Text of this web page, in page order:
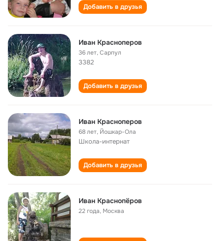
Добавить в друзья
Иван Красноперов
36 лет,Сарпул
3382
Добавить в друзья
Иван Красноперов
68 лет, Йошкар-Ола
Школа-интернат
Добавить в друзья
Иван Краснопёров
22 года, Москва